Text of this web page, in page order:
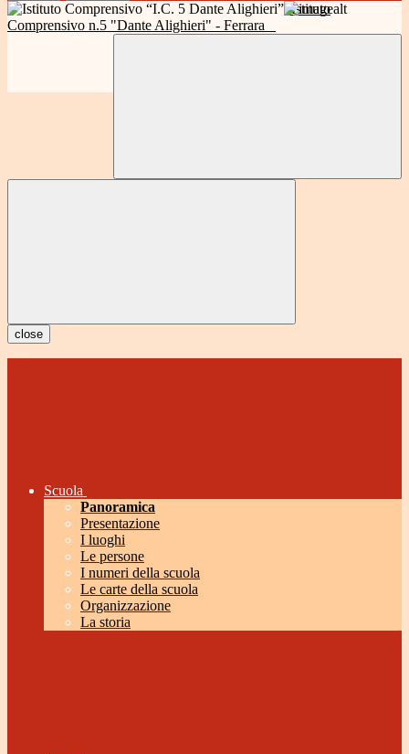
Istituto
Comprensivo n.5 "Dante Alighieri" - Ferrara
close
Scuola
Panoramica
Presentazione
I luoghi
Le persone
I numeri della scuola
Le carte della scuola
Organizzazione
La storia